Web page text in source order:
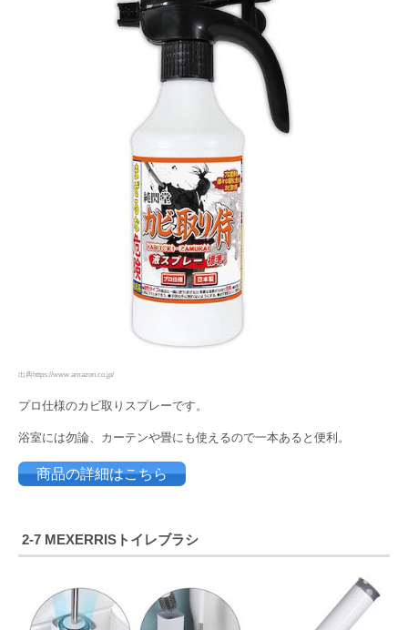
出典https://www.amazon.co.jp/
プロ仕様のカビ取りスプレーです。
浴室には勿論、カーテンや畳にも使えるので一本あると便利。
商品の詳細はこちら
2-7 MEXERRIS トイレブラシ